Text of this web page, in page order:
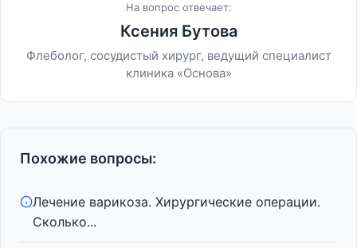
На вопрос отвечает:
Ксения Бутова
Флеболог, сосудистый хирург, ведущий специалист
клиника «Основа»
Похожие вопросы:
Лечение варикоза. Хирургические операции.
Сколько...